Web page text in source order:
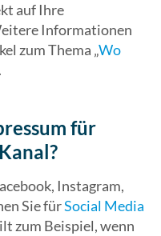
auf Ihre
Informationen
zum Thema „Wo
für
Instagram,
Sie fürSocial Media
zum Beispiel, wenn